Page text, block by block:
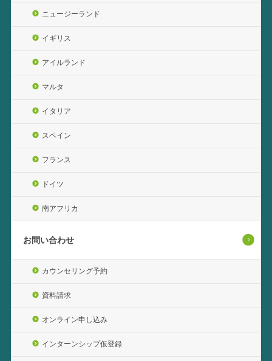
ニュージーランド
イギリス
アイルランド
マルタ
イタリア
スペイン
フランス
ドイツ
南アフリカ
お問い合わせ
カウンセリング予約
資料請求
オンライン申し込み
インターンシップ仮登録